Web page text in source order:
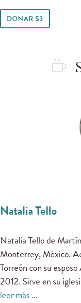
DONAR $3
Natalia Tello
Natalia Tello de
Monterrey, México.
Torreón con su
2012. Sirve en su
leer más …